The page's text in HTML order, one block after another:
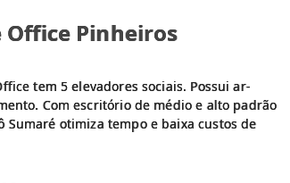
Pinheiros
tem 5 elevadores sociais. Possui ar-
Com escritório de médio e alto padrão
otimiza tempo e baixa custos de